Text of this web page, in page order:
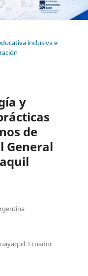
inclusiva e
y
de
General
Ecuador